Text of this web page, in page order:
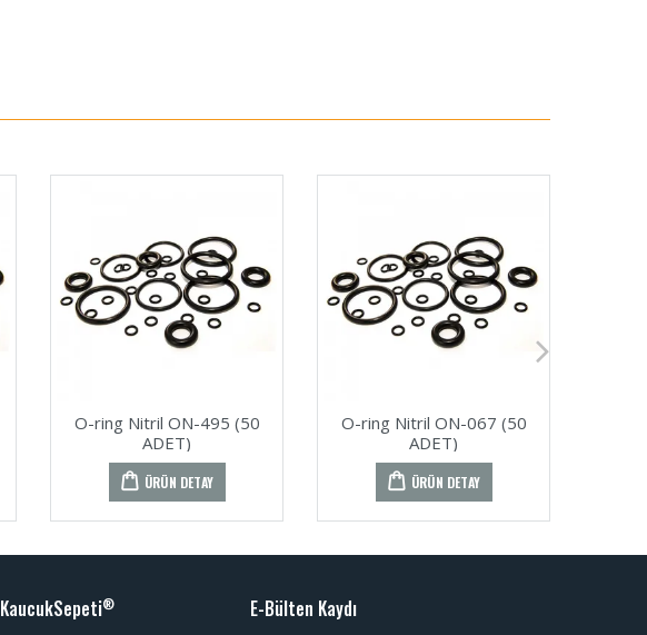
O-ring Nitril ON-495 (50
ADET)
ÜRÜN DETAY
O-ring Nitril ON-067 (50
ADET)
ÜRÜN DETAY
KaucukSepeti® E-Bülten Kaydı